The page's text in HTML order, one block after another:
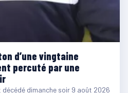
d’une vingtaine
percuté par une
dimanche soir 9 août 2026